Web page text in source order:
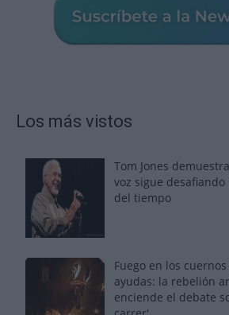
Los más vistos
Tom Jones
voz sigue
del tiempo
Fuego en los
ayudas: la rebelión
enciende el debate